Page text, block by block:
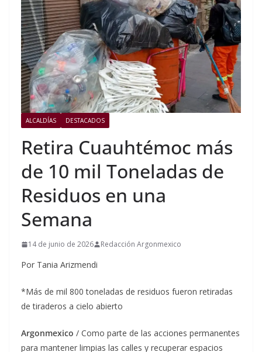
ALCALDÍAS DESTACADOS
Retira Cuauhtémoc más
de 10 mil Toneladas de
Residuos en una
Semana
14 de junio de 2026 Redacción Argonmexico
Por Tania Arizmendi
*Más de mil 800 toneladas de residuos fueron retiradas
de tiraderos a cielo abierto
Argonmexico / Como parte de las acciones permanentes
para mantener limpias las calles y recuperar espacios